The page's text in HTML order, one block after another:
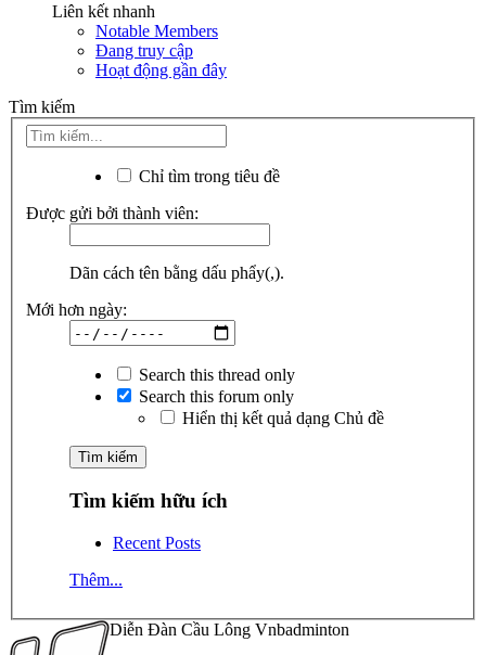
Liên kết nhanh
Notable Members
Đang truy cập
Hoạt động gần đây
Tìm kiếm
Chỉ tìm trong tiêu đề
Được gửi bởi thành viên:
Dãn cách tên bằng dấu phẩy(,).
Mới hơn ngày:
Search this thread only
Search this forum only
Hiển thị kết quả dạng Chủ đề
Tìm kiếm hữu ích
Recent Posts
Thêm...
Diễn Đàn Cầu Lông Vnbadminton